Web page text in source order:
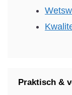
Praktisch &